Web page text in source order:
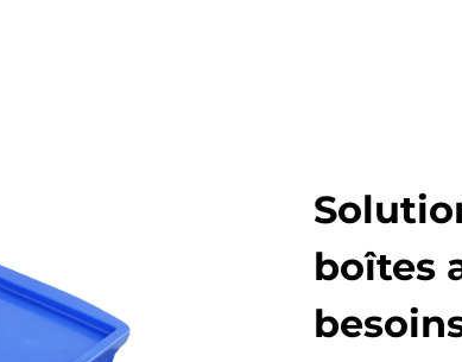
boîtes